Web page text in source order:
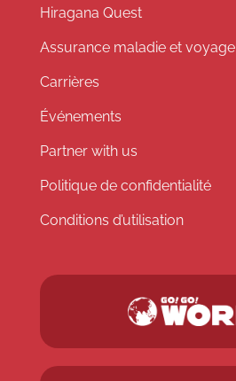
Hiragana Quest
Assurance maladie et voyage
Carrières
Événements
Partner with us
Politique de confidentialité
Conditions d’utilisation